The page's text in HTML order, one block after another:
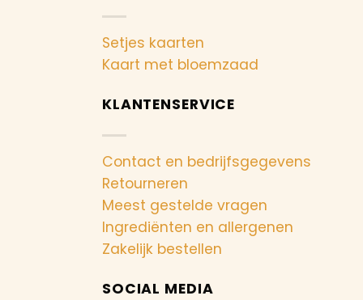
Setjes kaarten
Kaart met bloemzaad
KLANTENSERVICE
Contact en bedrijfsgegevens
Retourneren
Meest gestelde vragen
Ingrediënten en allergenen
Zakelijk bestellen
SOCIAL MEDIA